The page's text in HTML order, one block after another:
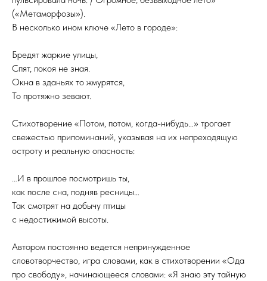
(«Метаморфозы»).
В несколько ином ключе «Лето в городе»:
Бредят жаркие улицы,
Спят, покоя не зная.
Окна в зданьях то жмурятся,
То протяжно зевают.
Стихотворение «Потом, потом, когда-нибудь…» трогает
свежестью припоминаний, указывая на их непреходящую
остроту и реальную опасность:
…И в прошлое посмотришь ты,
как после сна, подняв ресницы…
Так смотрят на добычу птицы
с недостижимой высоты.
Автором постоянно ведется непринужденное
словотворчество, игра словами, как в стихотворении «Ода
про свободу», начинающееся словами: «Я знаю эту тайную